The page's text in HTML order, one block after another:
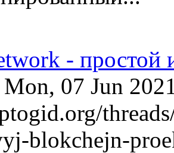
- простой
Mon, 07 Jun
blokchejn-